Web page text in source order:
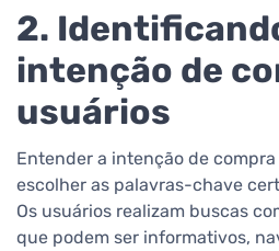
2.
intenção de
usuários
Entender a intenção de
escolher as palavras-chave
Os usuários realizam buscas
que podem ser informativos,